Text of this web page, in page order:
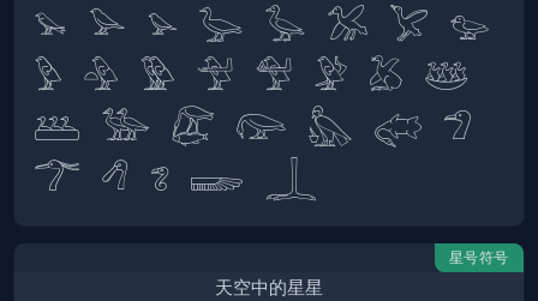
𓅩 𓅪 𓅫 𓅬 𓅭 𓅮 𓅯 𓅰
𓅱 𓅲 𓅳 𓅴 𓅵 𓅶 𓅷 𓅸
𓅹 𓅺 𓅻 𓅼 𓅽 𓅾 𓅿
星号符号
天空中的星星